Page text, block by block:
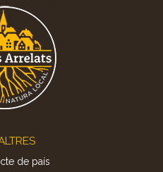
de país